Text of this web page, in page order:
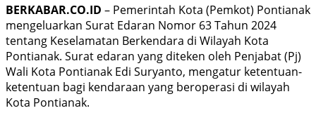
BERKABAR.CO.ID – Pemerintah Kota (Pemkot) Pontianak
mengeluarkan Surat Edaran Nomor 63 Tahun 2024
tentang Keselamatan Berkendara di Wilayah Kota
Pontianak. Surat edaran yang diteken oleh Penjabat (Pj)
Wali Kota Pontianak Edi Suryanto, mengatur ketentuan-
ketentuan bagi kendaraan yang beroperasi di wilayah
Kota Pontianak.